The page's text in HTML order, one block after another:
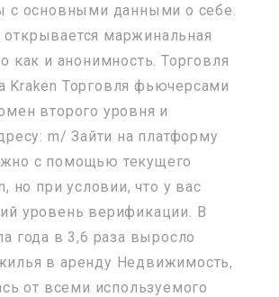
с основными данными о себе.
маржинальная
как и анонимность. Торговля
Kraken Торговля фьючерсами
второго уровня и
m/ Зайти на платформу
с помощью текущего
но при условии, что у вас
уровень верификации. В
года в 3,6 раза выросло
в аренду Недвижимость,
от всеми используемого